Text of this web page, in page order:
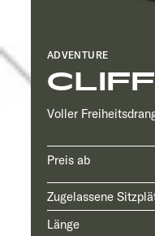
CLIFF
ADVENTURE
Voller
Preis ab
Zugelassene
Länge